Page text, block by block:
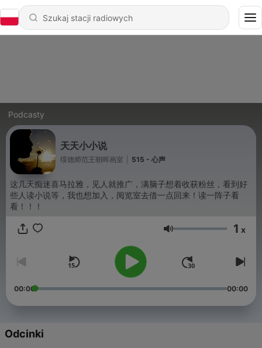
Podcasty
天天小小说
绥德师范王朝晖画室 515 - 心声
这几天痴迷喜马拉雅，见人就推广，满脑子想着收获粉丝，看到好
些人读小说等，我也想加入，阅览室去借一点回来！读一阵子看
看！！！
Głośność 1 x
00:00 00:00
Odcinki